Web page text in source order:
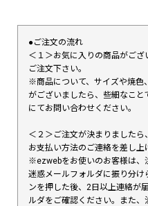
●ご注文の流れ
＜１＞お気に入りの商品がご
ご注文下さい。
※商品について、サイズや焼色
がございましたら、些細なこ
にてお問い合わせください。
＜２＞ご注文が決まりました
お支払い方法のご連絡を差し上
※ezwebをお使いのお客様は、
迷惑メールフォルダに振り分
ンを押した後、2日以上連絡が
ルダをご確認ください。また